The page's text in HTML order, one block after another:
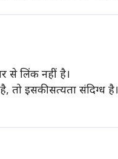
से लिंक नहीं है।
इसकी सत्यता संदिग्ध है।